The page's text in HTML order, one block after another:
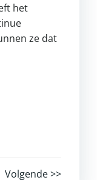
het
ze dat
Volgende >>